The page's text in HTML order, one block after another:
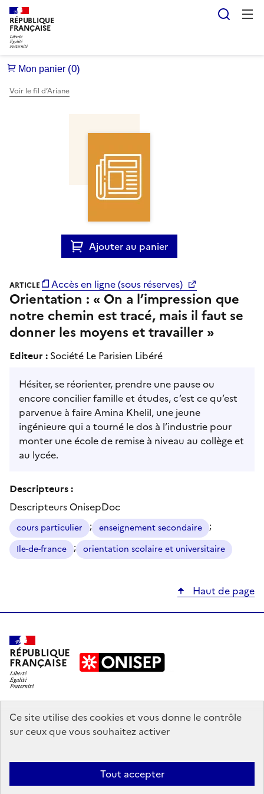
Ce site utilise des cookies et vous donne le contrôle
sur ceux que vous souhaitez activer
Tout accepter
RÉPUBLIQUE
FRANÇAISE
Voir le fil d’Ariane
Ajouter au panier
Accès en ligne (sous réserves)
ARTICLE
Orientation : « On a l’impression que
notre chemin est tracé, mais il faut se
donner les moyens et travailler »
Editeur : Société Le Parisien Libéré
Hésiter, se réorienter, prendre une pause ou
encore concilier famille et études, c’est ce qu’est
parvenue à faire Amina Khelil, une jeune
ingénieure qui a tourné le dos à l’industrie pour
monter une école de remise à niveau au collège et
au lycée.
Descripteurs :
Descripteurs OnisepDoc
cours particulier ; enseignement secondaire ;
Ile-de-france ; orientation scolaire et universitaire
Haut de page
RÉPUBLIQUE
FRANÇAISE
education.gouv.fr
enseignementsup-recherche.gouv.fr